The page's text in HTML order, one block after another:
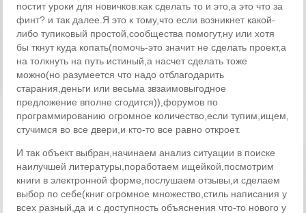
постит уроки для новичков:как сделать то и это,а это что за
финт? и так далее.Я это к тому,что если возникнет какой-
либо тупиковый простой,сообщества помогут,ну или хотя
бы ткнут куда копать(помочь-это значит не сделать проект,а
на толкнуть на путь истиный,а насчет сделать тоже
можно(но разумеется что надо отблагодарить
старания,деньги или весьма звзаимовыгодное
предложение вполне сгодится)),форумов по
программированию огромное количество,если тупим,ищем,
стучимся во все двери,и кто-то все равно откроет.
И так объект выбран,начинаем анализ ситуации в поиске
наилучшей литературы,поработаем ищейкой,посмотрим
книги в электронной форме,послушаем отзывы,и сделаем
выбор по себе(книг огромное множество,стиль написания у
всех разный,да и с доступность объяснения что-то нового у